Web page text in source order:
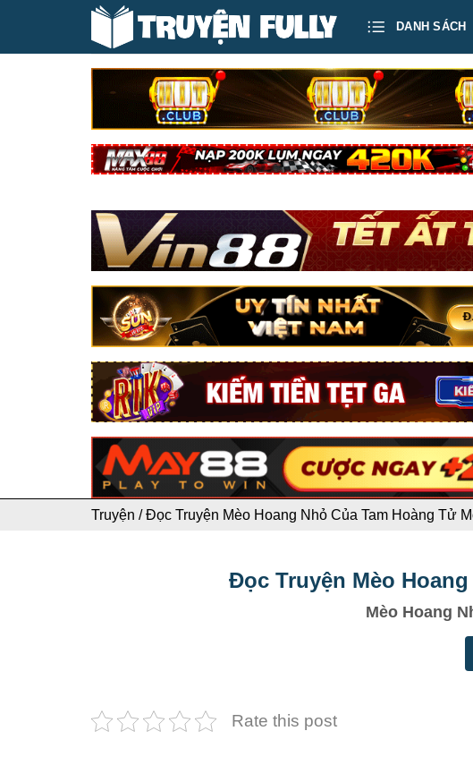
DANH SÁCH
Truyện /Đọc Truyện Mèo Hoang Nhỏ Của Tam Hoàng Tử
Đọc Truyện Mèo
Mèo Hoang
Rate this post